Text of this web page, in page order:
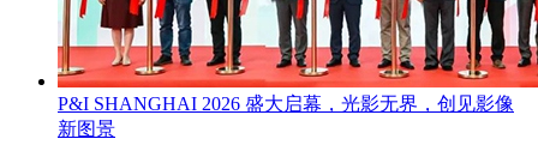
P&I SHANGHAI 2026 盛大启幕，光影无界，创见影像
新图景